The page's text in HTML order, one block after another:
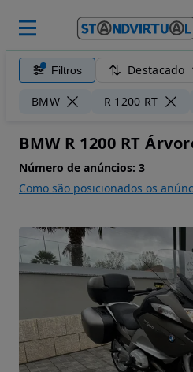
Filtros Destacado
BMW R 1200 RT
BMW R 1200 RT
Número de anúncios: 3
Como são posicionados os